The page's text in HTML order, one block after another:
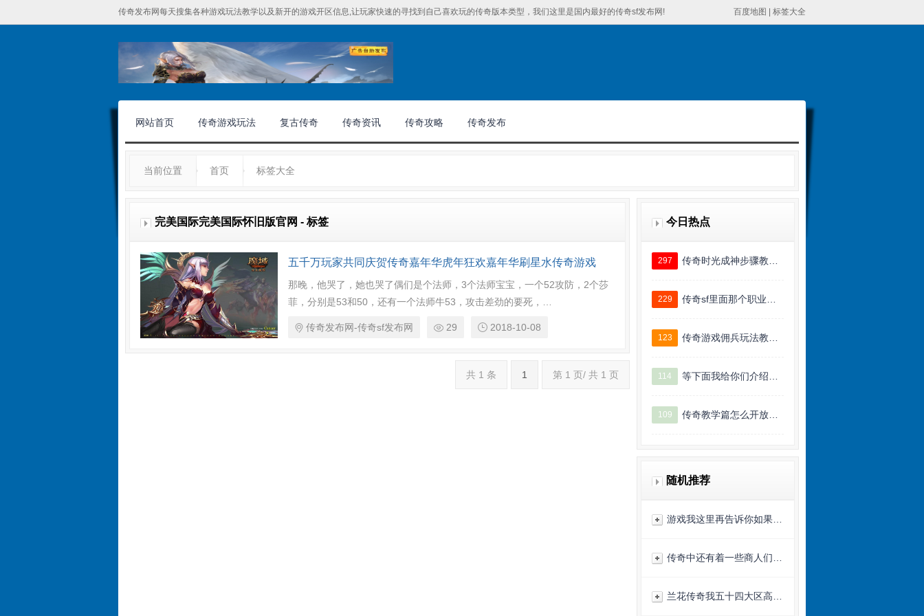
传奇发布网每天搜集各种游戏玩法教学以及新开的游戏开区信息,让玩家快速的寻找到自己喜欢玩的传奇版本类型，我们这里是国内最好的传奇sf发布网! 百度地图 标签大全
网站首页 传奇游戏玩法 复古传奇 传奇资讯 传奇攻略 传奇发布
当前位置 首页 标签大全
完美国际完美国际怀旧版官网 - 标签
五千万玩家共同庆贺传奇嘉年华虎年狂欢嘉年华刷星水传奇游戏
那晚，他哭了，她也哭了偶们是个法师，3个法师宝宝，一个52攻防，2个莎
菲，分别是53和50，还有一个法师牛53，攻击差劲的要死，…
传奇发布网-传奇sf发布网 29 2018-10-08
共 1 条 1 第 1 页/ 共 1 页
今日热点
传奇时光成神步骤教…
297
传奇sf里面那个职业…
229
传奇游戏佣兵玩法教…
123
等下面我给你们介绍…
114
传奇教学篇怎么开放…
109
随机推荐
游戏我这里再告诉你如果…
传奇中还有着一些商人们…
兰花传奇我五十四大区高…